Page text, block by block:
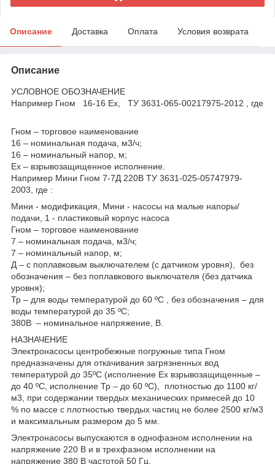
Описание Доставка Оплата Условия возврата
Описание
УСЛОВНОЕ ОБОЗНАЧЕНИЕ
Например Гном 16-16 Ех, ТУ 3631-065-00217975-2012 , где
Гном – торговое наименование
16 – номинальная подача, м3/ч;
16 – номинальный напор, м;
Ex – взрывозащищенное исполнение.
Например Мини Гном 7-7Д 220В ТУ 3631-025-05747979-
2003, где :
Мини - модификация, Мини - насосы на малые напоры/
подачи, 1 - пластиковый корпус насоса
Гном – торговое наименование
7 – номинальная подача, м3/ч;
7 – номинальный напор, м;
Д – с поплавковым выключателем (с датчиком уровня), без
обозначения – без поплавкового выключателя (без датчика
уровня);
Тр – для воды температурой до 60 ºС , без обозначения – для
воды температурой до 35 ºС;
380В – номинальное напряжение, В.
НАЗНАЧЕНИЕ
Электронасосы центробежные погружные типа Гном
предназначены для откачивания загрязненных вод
температурой до 35ºС (исполнение Ex взрывозащищенные –
до 40 ºС, исполнение Тр – до 60 ºС), плотностью до 1100 кг/
м3, при содержании твердых механических примесей до 10
% по массе с плотностью твердых частиц не более 2500 кг/м3
и максимальным размером до 5 мм.
Электронасосы выпускаются в однофазном исполнении на
напряжение 220 В и в трехфазном исполнении на
напряжение 380 В частотой 50 Гц.